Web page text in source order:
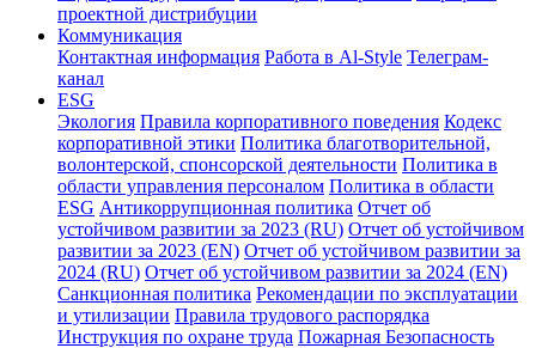
проектной дистрибуции
Коммуникация
Контактная информация Работа в Al-Style Телеграм-
канал
ESG
Экология Правила корпоративного поведения Кодекс
корпоративной этики Политика благотворительной,
волонтерской, спонсорской деятельности Политика в
области управления персоналом Политика в области
ESG Антикоррупционная политика Отчет об
устойчивом развитии за 2023 (RU) Отчет об устойчивом
развитии за 2023 (EN) Отчет об устойчивом развитии за
2024 (RU) Отчет об устойчивом развитии за 2024 (EN)
Санкционная политика Рекомендации по эксплуатации
и утилизации Правила трудового распорядка
Инструкция по охране труда Пожарная Безопасность